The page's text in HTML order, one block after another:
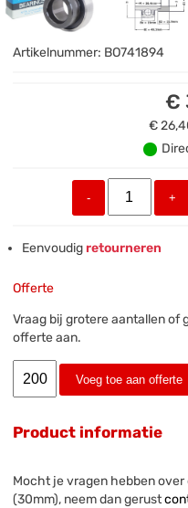
Artikelnummer: BO741894
€
€
- +
Eenvoudigretourneren
Offerte
Vraag bij grotere aantallen of
offerte aan.
Voeg toe aan offerte
Product informatie
Mocht je vragen hebben over
(30mm), neem dan gerust